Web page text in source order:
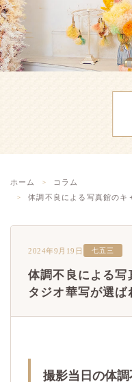
ホーム
コラム
体調不良による写真館のキ
2024年9月19日 七五三
体調不良による写
タジオ華写が選ば
撮影当日の体